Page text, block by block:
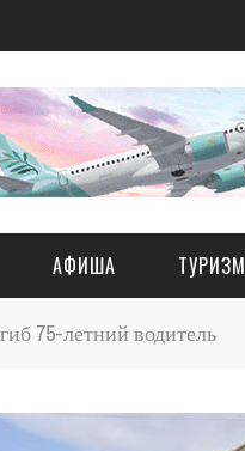
АФИША ТУРИЗМ
75-летний водитель